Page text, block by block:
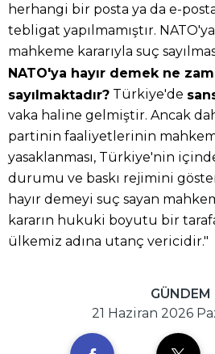
herhangi bir posta ya da e-
tebligat yapılmamıştır.
mahkeme kararıyla suç
NATO'ya hayır demek ne
sayılmaktadır? Türkiye'de
vaka haline gelmiştir. Ancak
partinin faaliyetlerinin
yasaklanması, Türkiye'nin
durumu ve baskı rejimini
hayır demeyi suç sayan
kararın hukuki boyutu bir
ülkemiz adına utanç vericidir."
GÜNDEM
21 Haziran 2026